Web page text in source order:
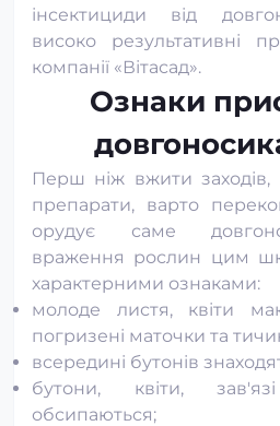
Інсектициди для гарбуза
Інсектициди для винограду
інсектициди від
високо результативні
компанії «Вітасад».
Ознаки
Перш ніж вжити заходів,
препарати, варто
орудує саме
враження рослин цим
характерними ознаками:
молоде листя, квіти
погризені маточки та
всередині бутонів
бутони, квіти,
обсипаються;